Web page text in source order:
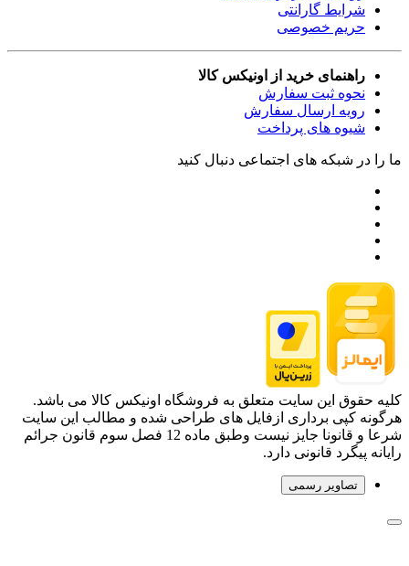
شرایط گارانتی
حریم خصوصی
راهنمای خرید از اونیکس کالا
نحوه ثبت سفارش
رویه ارسال سفارش
شیوه های پرداخت
ما را در شبکه های اجتماعی دنبال کنید
کلیه حقوق این سایت متعلق به فروشگاه اونیکس کالا می باشد.
هرگونه کپی برداری ازفایل های طراحی شده و مطالب این سایت
شرعا و قانونا جایز نیست وطبق ماده 12 فصل سوم قانون جرائم
رایانه پیگرد قانونی دارد.
تصاویر رسمی